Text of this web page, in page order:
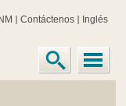
Contáctenos Inglés